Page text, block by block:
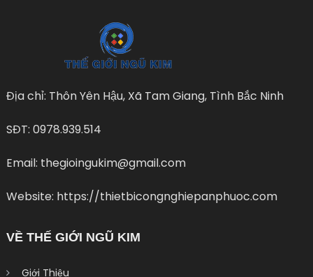
Địa chỉ: Thôn Yên Hậu, Xã Tam Giang, Tình Bắc Ninh
SĐT: 0978.939.514
Email: thegioingukim@gmail.com
Website: https://thietbicongnghiepanphuoc.com
VỀ THẾ GIỚI NGŨ KIM
Giới Thiệu